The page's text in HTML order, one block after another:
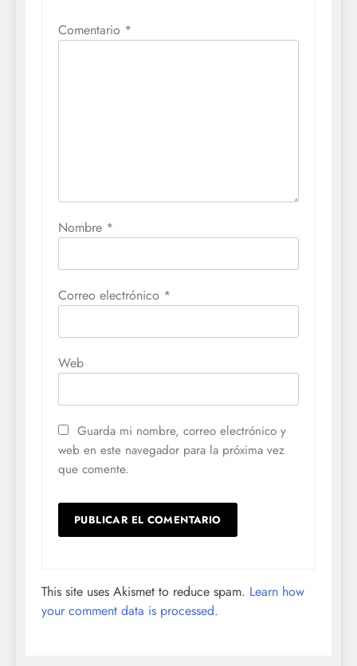
Comentario *
Nombre *
Correo electrónico *
Web
Guarda mi nombre, correo electrónico y
web en este navegador para la próxima vez
que comente.
This site uses Akismet to reduce spam. Learn how
your comment data is processed.